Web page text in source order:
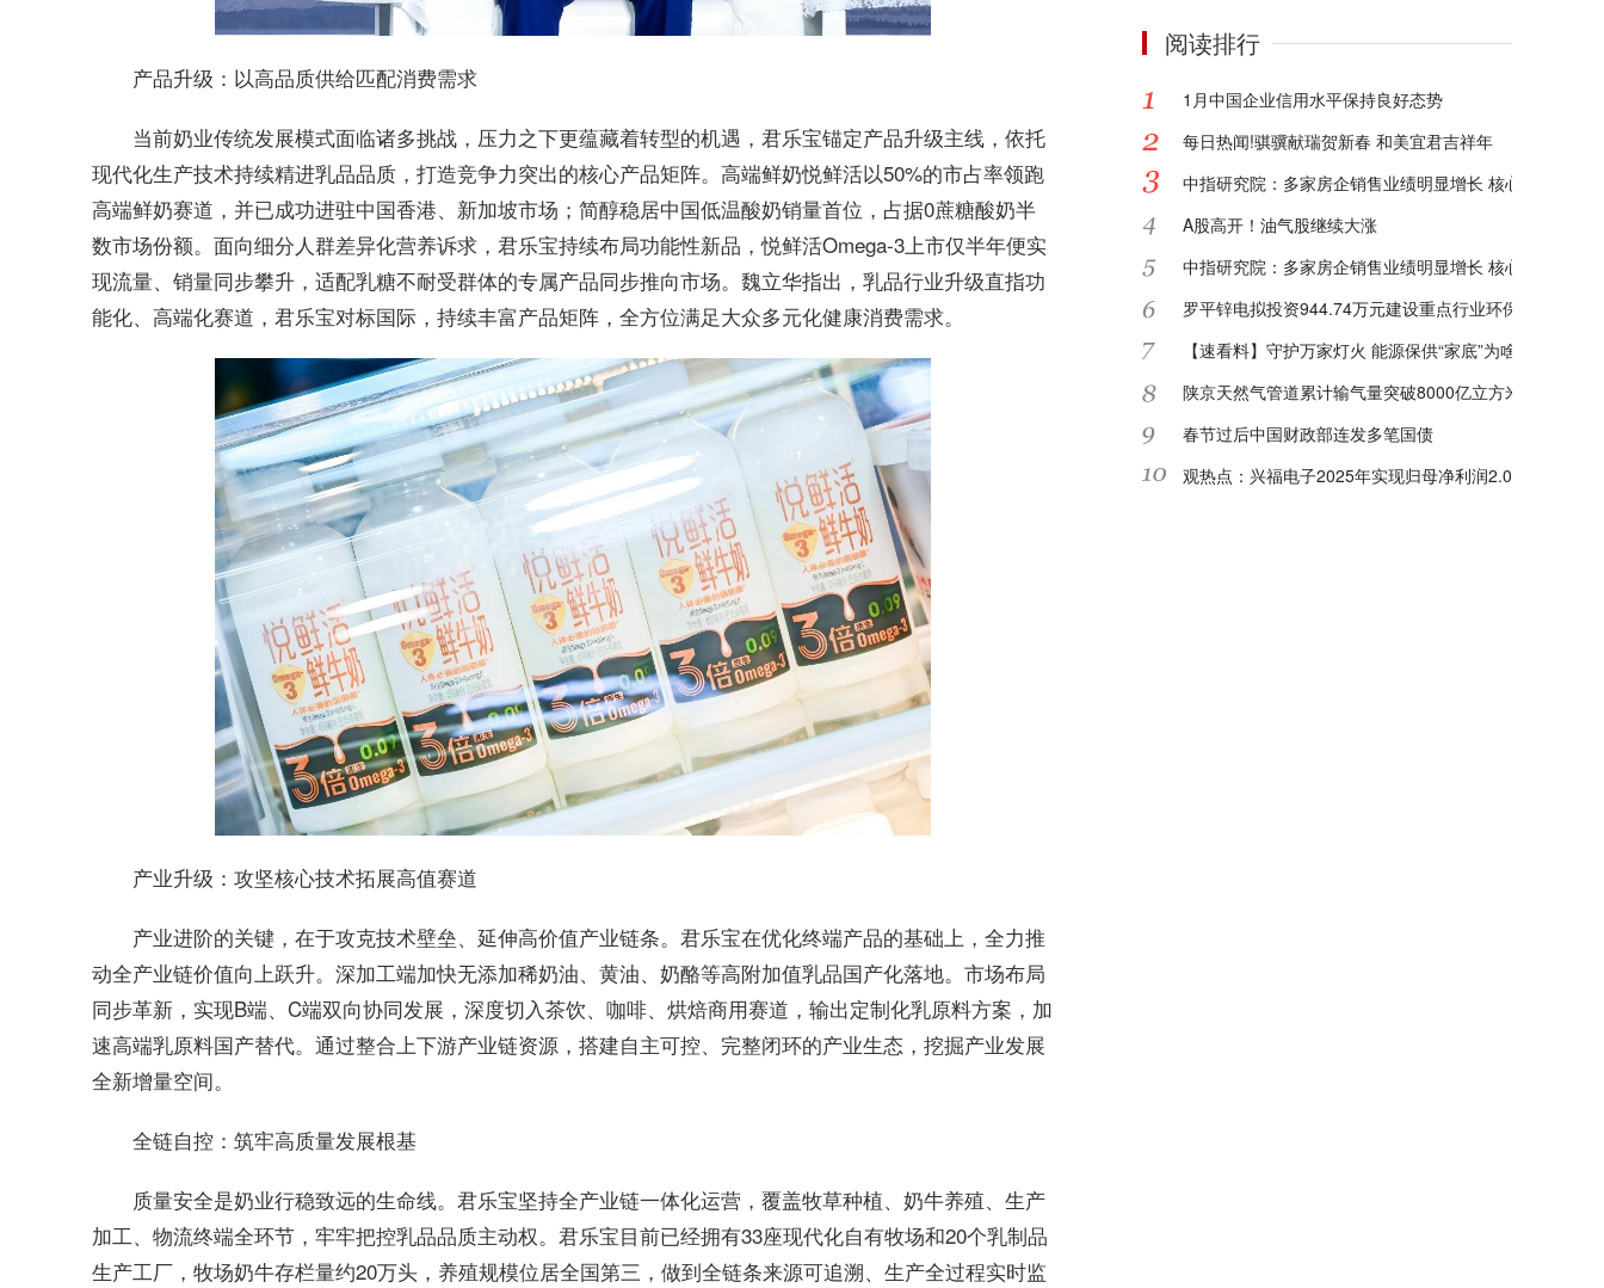
产品升级：以高品质供给匹配消费需求
当前奶业传统发展模式面临诸多挑战，压力之下更蕴藏着转型的机遇，君乐宝锚定产品升级主线，依托
现代化生产技术持续精进乳品品质，打造竞争力突出的核心产品矩阵。高端鲜奶悦鲜活以50%的市占率领跑
高端鲜奶赛道，并已成功进驻中国香港、新加坡市场；简醇稳居中国低温酸奶销量首位，占据0蔗糖酸奶半
数市场份额。面向细分人群差异化营养诉求，君乐宝持续布局功能性新品，悦鲜活Omega-3上市仅半年便实
现流量、销量同步攀升，适配乳糖不耐受群体的专属产品同步推向市场。魏立华指出，乳品行业升级直指功
能化、高端化赛道，君乐宝对标国际，持续丰富产品矩阵，全方位满足大众多元化健康消费需求。
产业升级：攻坚核心技术拓展高值赛道
产业进阶的关键，在于攻克技术壁垒、延伸高价值产业链条。君乐宝在优化终端产品的基础上，全力推
动全产业链价值向上跃升。深加工端加快无添加稀奶油、黄油、奶酪等高附加值乳品国产化落地。市场布局
同步革新，实现B端、C端双向协同发展，深度切入茶饮、咖啡、烘焙商用赛道，输出定制化乳原料方案，加
速高端乳原料国产替代。通过整合上下游产业链资源，搭建自主可控、完整闭环的产业生态，挖掘产业发展
全新增量空间。
全链自控：筑牢高质量发展根基
质量安全是奶业行稳致远的生命线。君乐宝坚持全产业链一体化运营，覆盖牧草种植、奶牛养殖、生产
加工、物流终端全环节，牢牢把控乳品品质主动权。君乐宝目前已经拥有33座现代化自有牧场和20个乳制品
生产工厂，牧场奶牛存栏量约20万头，养殖规模位居全国第三，做到全链条来源可追溯、生产全过程实时监
阅读排行
1月中国企业信用水平保持良好态势
每日热闻!骐骥献瑞贺新春 和美宜君吉祥年
中指研究院：多家房企销售业绩明显增长 核心城市或迎"
A股高开！油气股继续大涨
中指研究院：多家房企销售业绩明显增长 核心城市或迎"
罗平锌电拟投资944.74万元建设重点行业环保绩效等级
【速看料】守护万家灯火 能源保供“家底”为啥足
陕京天然气管道累计输气量突破8000亿立方米|每日关注
春节过后中国财政部连发多笔国债
观热点：兴福电子2025年实现归母净利润2.08亿元 同比